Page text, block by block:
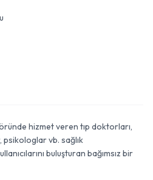
hizmet veren tıp doktorları,
vb. sağlık
buluşturan bağımsız bir